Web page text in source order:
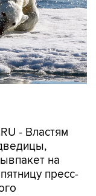
- Властям
на
пресс-